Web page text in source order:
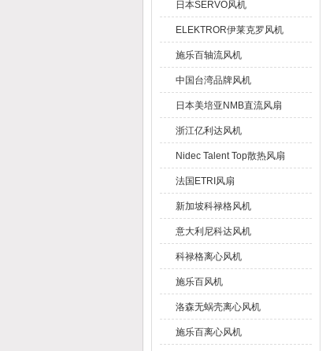
日本SERVO风机
ELEKTROR伊莱克罗风机
施乐百轴流风机
中国台湾品牌风机
日本美培亚NMB直流风扇
浙江亿利达风机
Nidec Talent Top散热风扇
法国ETRI风扇
新加坡科禄格风机
意大利尼科达风机
科禄格离心风机
施乐百风机
洛森无蜗壳离心风机
施乐百离心风机